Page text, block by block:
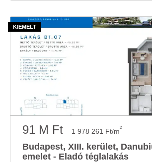
91 M Ft 1 978 261 Ft/m2
Budapest, XIII. kerület,
emelet - Eladó téglalakás